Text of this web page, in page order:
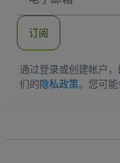
地
订阅
通过登录或创建帐户
们的隐私政策。您可